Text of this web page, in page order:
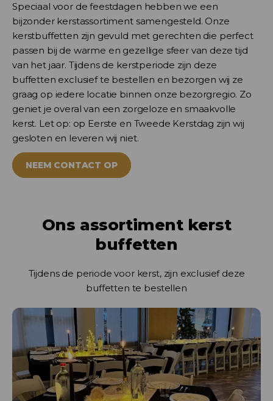
Speciaal voor de feestdagen hebben we een
bijzonder kerstassortiment samengesteld. Onze
kerstbuffetten zijn gevuld met gerechten die perfect
passen bij de warme en gezellige sfeer van deze tijd
van het jaar. Tijdens de kerstperiode zijn deze
buffetten exclusief te bestellen en bezorgen wij ze
graag op iedere locatie binnen onze bezorgregio. Zo
geniet je overal van een zorgeloze en smaakvolle
kerst. Let op: op Eerste en Tweede Kerstdag zijn wij
gesloten en leveren wij niet.
NEEM CONTACT OP
Ons assortiment kerst
buffetten
Tijdens de periode voor kerst, zijn exclusief deze
buffetten te bestellen